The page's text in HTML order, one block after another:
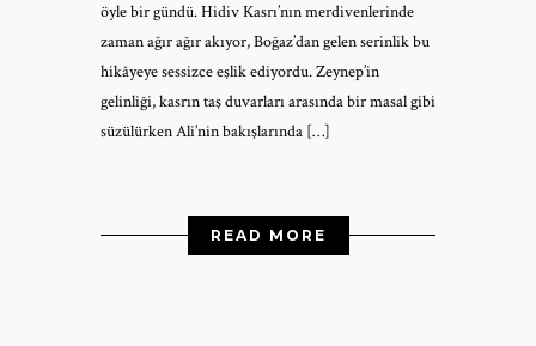
öyle bir gündü. Hidiv Kasrı’nın merdivenlerinde
zaman ağır ağır akıyor, Boğaz’dan gelen serinlik bu
hikâyeye sessizce eşlik ediyordu. Zeynep’in
gelinliği, kasrın taş duvarları arasında bir masal gibi
süzülürken Ali’nin bakışlarında […]
READ MORE